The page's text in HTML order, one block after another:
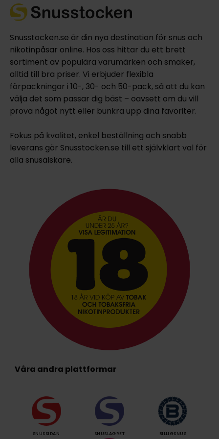
Snusstocken.se är din nya destination för snus och
nikotinpåsar online. Hos oss hittar du ett brett
sortiment av populära varumärken och smaker,
alltid till bra priser. Vi erbjuder flexibla
förpackningar i 10-, 30- och 50-pack, så att du kan
välja det som passar dig bäst – oavsett om du vill
prova något nytt eller bunkra upp dina favoriter.
Fokus på kvalitet, enkel beställning och snabb
leverans gör Snusstocken.se till ett självklart val för
alla snusälskare.
Våra andra plattformar
SNUSSIDAN SNUSLAGRET BILLIGSNUS